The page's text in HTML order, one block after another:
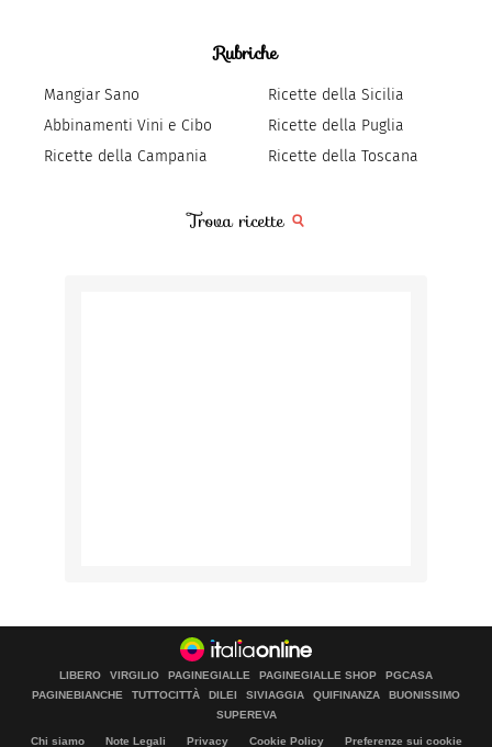
Rubriche
Mangiar Sano
Abbinamenti Vini e Cibo
Ricette della Campania
Ricette della Sicilia
Ricette della Puglia
Ricette della Toscana
Trova ricette
LIBERO VIRGILIO PAGINEGIALLE PAGINEGIALLE SHOP
PGCASA
PAGINEBIANCHE
TUTTOCITTÀ DILEI SIVIAGGIA QUIFINANZA
BUONISSIMO
SUPEREVA
Chi siamo Note Legali Privacy Cookie Policy Preferenze sui cookie